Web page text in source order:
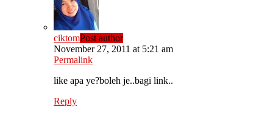
ciktomPost author
November 27, 2011 at 5:21 am
Permalink
like apa ye?boleh je..bagi link..
Reply